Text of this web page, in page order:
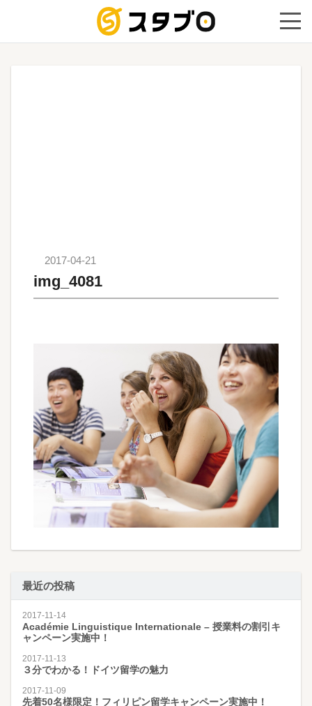
手続き
2017-04-21
img_4081
最近の投稿
2017-11-14
Académie Linguistique Internationale – 授業料の割引キ
ャンペーン実施中！
2017-11-13
３分でわかる！ドイツ留学の魅力
2017-11-09
先着50名様限定！フィリピン留学キャンペーン実施中！